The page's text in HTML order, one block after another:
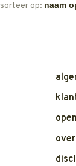
sorteer op: